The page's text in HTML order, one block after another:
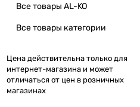
Все товары AL-KO
Все товары категории
Цена действительна только для
интернет-магазина и может
отличаться от цен в розничных
магазинах